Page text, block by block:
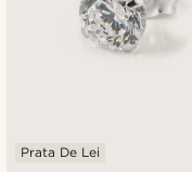
Prata De Lei